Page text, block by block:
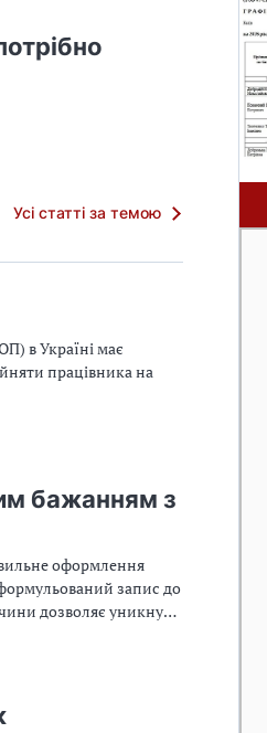
Усі статті за темою
в Україні має
працівника на
бажанням з
оформлення
запис до
дозволяє уникнути